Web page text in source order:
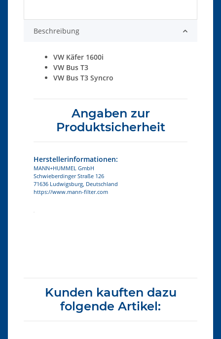
Beschreibung
VW Käfer 1600i
VW Bus T3
VW Bus T3 Syncro
Angaben zur
Produktsicherheit
Herstellerinformationen:
MANN+HUMMEL GmbH
Schwieberdinger Straße 126
71636 Ludwigsburg, Deutschland
https://www.mann-filter.com
Kunden kauften dazu
folgende Artikel: